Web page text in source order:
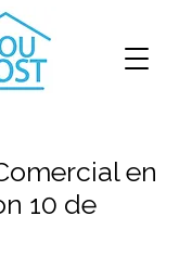
en
10 de